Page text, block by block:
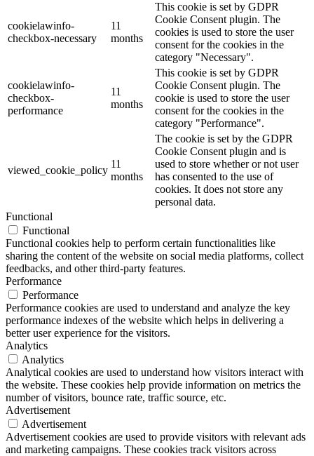
cookielawinfo-
checkbox-necessary
11
months
This cookie is set by GDPR
Cookie Consent plugin. The
cookies is used to store the user
consent for the cookies in the
category "Necessary".
cookielawinfo-
checkbox-
performance
11
months
This cookie is set by GDPR
Cookie Consent plugin. The
cookie is used to store the user
consent for the cookies in the
category "Performance".
viewed_cookie_policy
11
months
The cookie is set by the GDPR
Cookie Consent plugin and is
used to store whether or not user
has consented to the use of
cookies. It does not store any
personal data.
Functional
Functional
Functional cookies help to perform certain functionalities like
sharing the content of the website on social media platforms, collect
feedbacks, and other third-party features.
Performance
Performance
Performance cookies are used to understand and analyze the key
performance indexes of the website which helps in delivering a
better user experience for the visitors.
Analytics
Analytics
Analytical cookies are used to understand how visitors interact with
the website. These cookies help provide information on metrics the
number of visitors, bounce rate, traffic source, etc.
Advertisement
Advertisement
Advertisement cookies are used to provide visitors with relevant ads
and marketing campaigns. These cookies track visitors across